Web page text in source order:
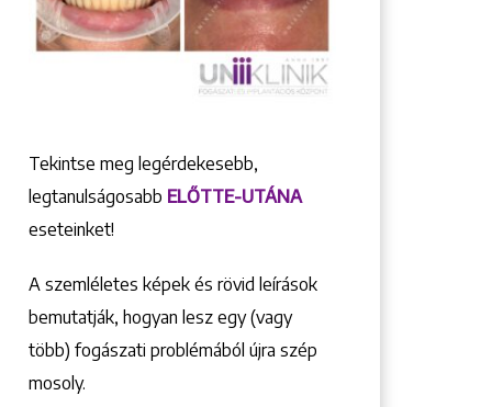
Tekintse meg legérdekesebb,
legtanulságosabb ELŐTTE-UTÁNA
eseteinket!
A szemléletes képek és rövid leírások
bemutatják, hogyan lesz egy (vagy
több) fogászati problémából újra szép
mosoly.